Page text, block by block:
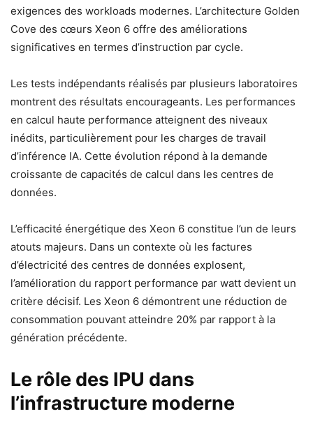
exigences des workloads modernes. L’architecture Golden
Cove des cœurs Xeon 6 offre des améliorations
significatives en termes d’instruction par cycle.
Les tests indépendants réalisés par plusieurs laboratoires
montrent des résultats encourageants. Les performances
en calcul haute performance atteignent des niveaux
inédits, particulièrement pour les charges de travail
d’inférence IA. Cette évolution répond à la demande
croissante de capacités de calcul dans les centres de
données.
L’efficacité énergétique des Xeon 6 constitue l’un de leurs
atouts majeurs. Dans un contexte où les factures
d’électricité des centres de données explosent,
l’amélioration du rapport performance par watt devient un
critère décisif. Les Xeon 6 démontrent une réduction de
consommation pouvant atteindre 20% par rapport à la
génération précédente.
Le rôle des IPU dans
l’infrastructure moderne